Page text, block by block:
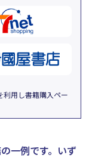
利用し書籍購入ペー
一例です。 いず